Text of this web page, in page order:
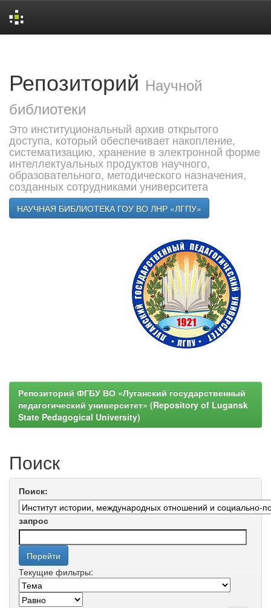
Репозиторий Научной
библиотеки
Это институциональный архив открытого
доступа, который обеспечивает накопление,
систематизацию, хранение в электронной форме
интеллектуальных продуктов научного,
образовательного, методического назначения,
созданных сотрудниками университета
НАУЧНАЯ БИБЛИОТЕКА ГОУ ВО ЛНР «ЛГПУ»
Репозиторий ФГБУ ВО «Луганский государственный
педагогический университет» (Repository of Lugansk
State Pedagogical University)
Поиск
Поиск:
запрос
Текущие фильтры: